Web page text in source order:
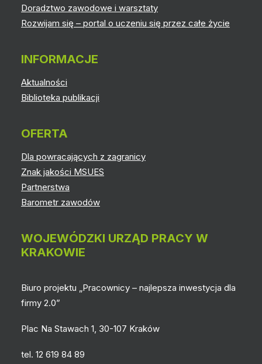
Doradztwo zawodowe i warsztaty
Rozwijam się – portal o uczeniu się przez całe życie
INFORMACJE
Aktualności
Biblioteka publikacji
OFERTA
Dla powracających z zagranicy
Znak jakości MSUES
Partnerstwa
Barometr zawodów
WOJEWÓDZKI URZĄD PRACY W
KRAKOWIE
Biuro projektu „Pracownicy – najlepsza inwestycja dla
firmy 2.0”
Plac Na Stawach 1, 30-107 Kraków
tel. 12 619 84 89